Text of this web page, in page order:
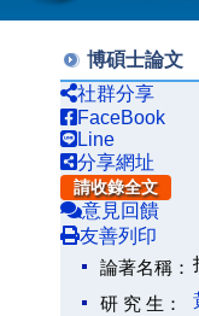
博碩士論文
社群分享
FaceBook
Line
分享網址
請收錄全文
意見回饋
友善列印
論著名稱：
研 究 生：